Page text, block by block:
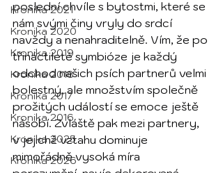
Kronika 2021
Kronika 2020
Kronika 2019
Kronika 2018
Kronika 2017
Kronika 2016
Kronika 2025
Kronika 2026
poslední chvíle s bytostmi, které se
nám svými činy vryly do srdcí
navždy a nenahraditelně. Vím, že po
třináctileté symbióze je každý
odchod našich psích partnerů velmi
bolestný, ale množstvím společně
prožitých událostí se emoce ještě
násobí. Zvláště pak mezi partnery,
v jejichž vztahu dominuje
mimořádně vysoká míra